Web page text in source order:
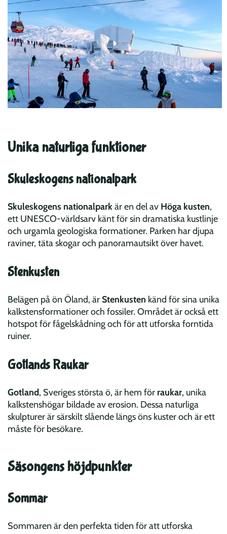
Unika naturliga funktioner
Skuleskogens nationalpark
Skuleskogens nationalparkär en del av Höga kusten,
ett UNESCO-världsarv känt för sin dramatiska kustlinje
och urgamla geologiska formationer. Parken har djupa
raviner, täta skogar och panoramautsikt över havet.
Stenkusten
Belägen på ön Öland, ärStenkusten känd för sina unika
kalkstensformationer och fossiler. Området är också ett
hotspot för fågelskådning och för att utforska forntida
ruiner.
Gotlands Raukar
Gotland, Sveriges största ö, är hem för raukar, unika
kalkstenshögar bildade av erosion. Dessa naturliga
skulpturer är särskilt slående längs öns kuster och är ett
måste för besökare.
Säsongens höjdpunkter
Sommar
Sommaren är den perfekta tiden för att utforska